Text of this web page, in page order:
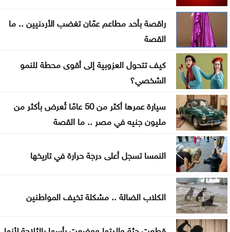
القطاع المالي
بغداد والرياض تبحثان التنسيق الأمني وتطورات
المنطقة
واشنطن: اتفاق مرتقب لإعادة فتح مضيق هرمز خلال
الساعات المقبلة
مُسيرة أوكرانية تستهدف مبنى سكنيا وتودي بحياة
شخصين في القرم
نائب أردوغان: اتفاقية مكة للدفاع المشترك خطوة
تاريخية لتعزيز أمن المنطقة
أمانة عمّان تحيل عطاء محطة الباص السريع إلى مقاول
محلي
راقصة بأحد مطاعم عمّان تغضب الأردنيين .. ما
القصة
كيف تتحول العزوبية إلى أقوى محطة للنمو
الشخصي؟
سيارة عمرها أكثر من 50 عامًا تُعرض بأكثر من
مليون جنيه في مصر .. ما القصة
النمسا تسجل أعلى درجة حرارة في تاريخها
الكلاب الضالة .. مشكلة تخيف المواطنين